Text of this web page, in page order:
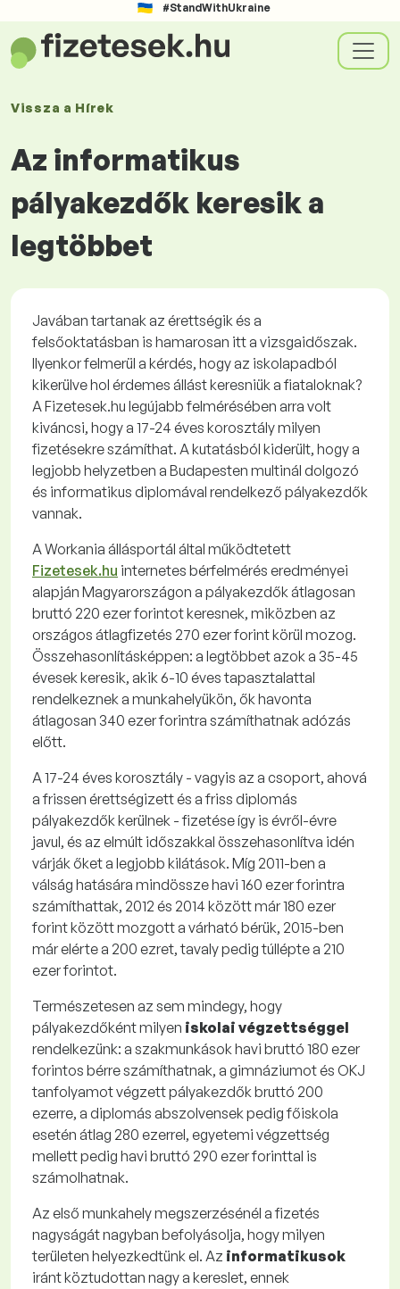
#StandWithUkraine
Vissza a Hírek
Az informatikus
pályakezdők keresik a
legtöbbet
Javában tartanak az érettségik és a
felsőoktatásban is hamarosan itt a vizsgaidőszak.
Ilyenkor felmerül a kérdés, hogy az iskolapadból
kikerülve hol érdemes állást keresniük a fiataloknak?
A Fizetesek.hu legújabb felmérésében arra volt
kiváncsi, hogy a 17-24 éves korosztály milyen
fizetésekre számíthat. A kutatásból kiderült, hogy a
legjobb helyzetben a Budapesten multinál dolgozó
és informatikus diplomával rendelkező pályakezdők
vannak.
A Workania állásportál által működtetett
Fizetesek.hu internetes bérfelmérés eredményei
alapján Magyarországon a pályakezdők átlagosan
bruttó 220 ezer forintot keresnek, miközben az
országos átlagfizetés 270 ezer forint körül mozog.
Összehasonlításképpen: a legtöbbet azok a 35-45
évesek keresik, akik 6-10 éves tapasztalattal
rendelkeznek a munkahelyükön, ők havonta
átlagosan 340 ezer forintra számíthatnak adózás
előtt.
A 17-24 éves korosztály - vagyis az a csoport, ahová
a frissen érettségizett és a friss diplomás
pályakezdők kerülnek - fizetése így is évről-évre
javul, és az elmúlt időszakkal összehasonlítva idén
várják őket a legjobb kilátások. Míg 2011-ben a
válság hatására mindössze havi 160 ezer forintra
számíthattak, 2012 és 2014 között már 180 ezer
forint között mozgott a várható bérük, 2015-ben
már elérte a 200 ezret, tavaly pedig túllépte a 210
ezer forintot.
Természetesen az sem mindegy, hogy
pályakezdőként milyen iskolai végzettséggel
rendelkezünk: a szakmunkások havi bruttó 180 ezer
forintos bérre számíthatnak, a gimnáziumot és OKJ
tanfolyamot végzett pályakezdők bruttó 200
ezerre, a diplomás abszolvensek pedig főiskola
esetén átlag 280 ezerrel, egyetemi végzettség
mellett pedig havi bruttó 290 ezer forinttal is
számolhatnak.
Az első munkahely megszerzésénél a fizetés
nagyságát nagyban befolyásolja, hogy milyen
területen helyezkedtünk el. Az informatikusok
iránt köztudottan nagy a kereslet, ennek